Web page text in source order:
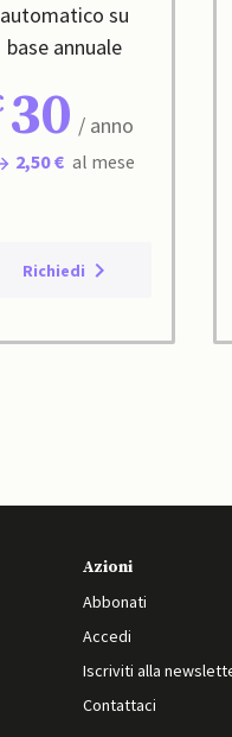
automatico su
base annuale
30 / anno
2,50 € al mese
Richiedi
Azioni
Abbonati
Accedi
Iscriviti alla
Contattaci